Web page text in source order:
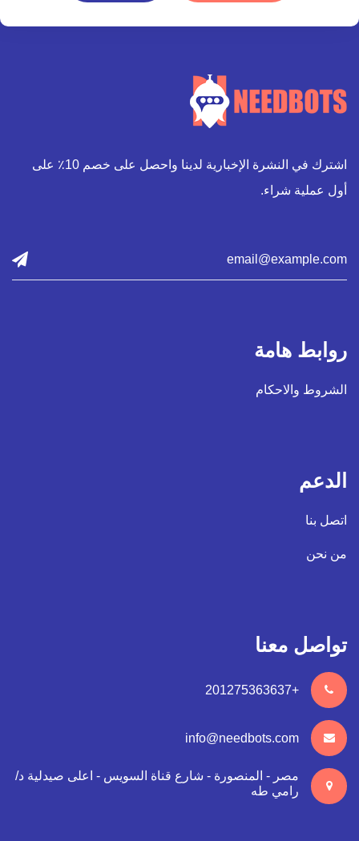
اشترك في النشرة الإخبارية لدينا واحصل على خصم 10٪ على
أول عملية شراء.
روابط هامة
الشروط والاحكام
الدعم
اتصل بنا
من نحن
تواصل معنا
+201275363637
info@needbots.com
مصر - المنصورة - شارع قناة السويس - اعلى صيدلية د/
رامي طه